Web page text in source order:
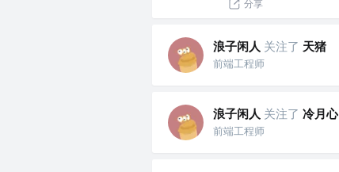
分享
浪子闲人 关注了 天猪
前端工程师
浪子闲人 关注了 冷月心
前端工程师